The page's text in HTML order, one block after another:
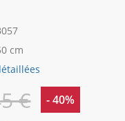
cm
€ - 40%